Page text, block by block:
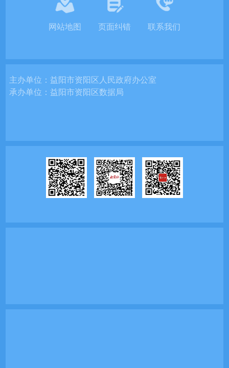
网站地图 页面纠错 联系我们
主办单位：益阳市资阳区人民政府办公室
承办单位：益阳市资阳区数据局